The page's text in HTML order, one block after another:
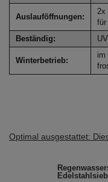
Auslauföffnungen:
2x
für
Beständig:
Winterbetrieb:
im
Optimal ausgestattet: